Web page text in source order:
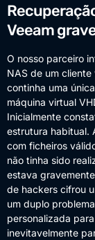
Veeam
O nosso parceiro
NAS de um
continha uma
máquina virtual
Inicialmente
estrutura habitual.
com ficheiros
não tinha sido
estava
de hackers cifrou
um duplo
personalizada
inevitavelmente